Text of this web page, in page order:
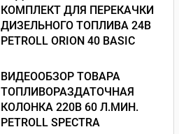
КОМПЛЕКТ ДЛЯ ПЕРЕКАЧКИ
ДИЗЕЛЬНОГО ТОПЛИВА 24В
PETROLL ORION 40 BASIC
ВИДЕООБЗОР ТОВАРА
ТОПЛИВОРАЗДАТОЧНАЯ
КОЛОНКА 220В 60 Л.МИН.
PETROLL SPECTRA